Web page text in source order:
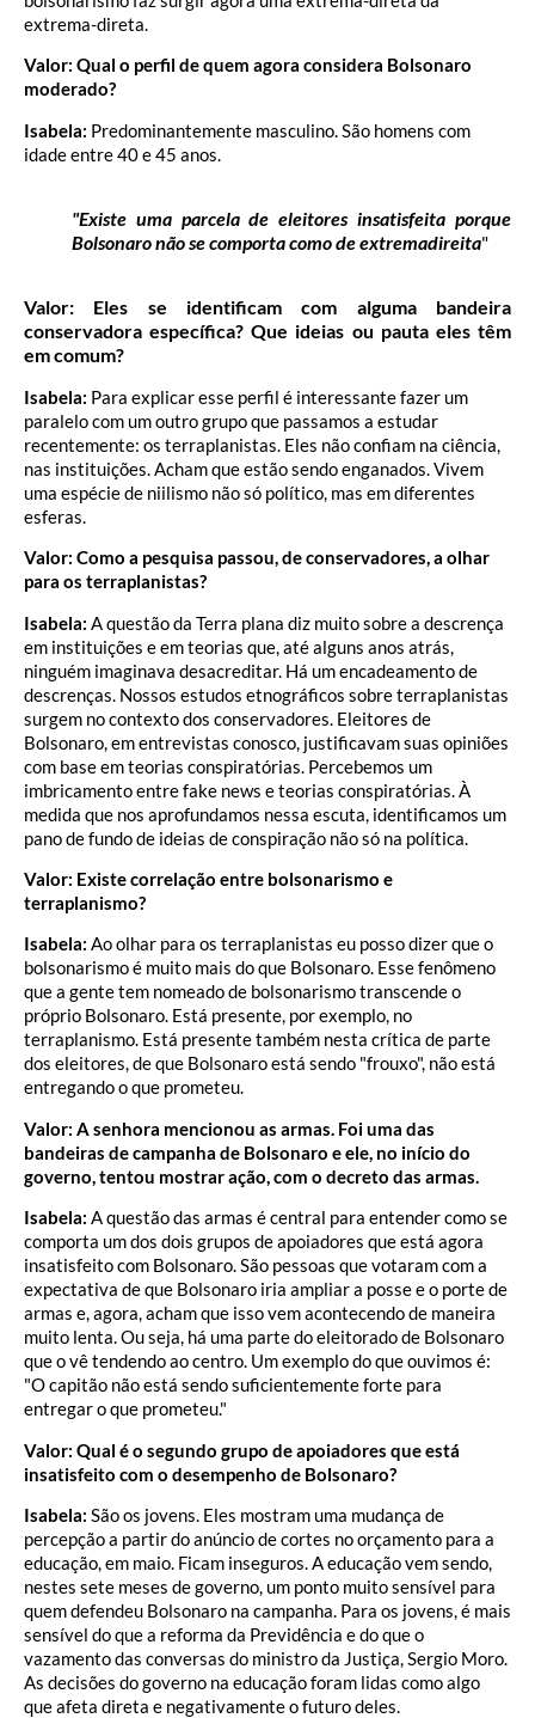
extrema-direta.
Valor: Qual o perfil de quem agora considera Bolsonaro
moderado?
Isabela: Predominantemente masculino. São homens com
idade entre 40 e 45 anos.
"Existe uma parcela de eleitores insatisfeita porque
Bolsonaro não se comporta como de extremadireita"
Valor: Eles se identificam com alguma bandeira
conservadora específica? Que ideias ou pauta eles têm
em comum?
Isabela: Para explicar esse perfil é interessante fazer um
paralelo com um outro grupo que passamos a estudar
recentemente: os terraplanistas. Eles não confiam na ciência,
nas instituições. Acham que estão sendo enganados. Vivem
uma espécie de niilismo não só político, mas em diferentes
esferas.
Valor: Como a pesquisa passou, de conservadores, a olhar
para os terraplanistas?
Isabela: A questão da Terra plana diz muito sobre a descrença
em instituições e em teorias que, até alguns anos atrás,
ninguém imaginava desacreditar. Há um encadeamento de
descrenças. Nossos estudos etnográficos sobre terraplanistas
surgem no contexto dos conservadores. Eleitores de
Bolsonaro, em entrevistas conosco, justificavam suas opiniões
com base em teorias conspiratórias. Percebemos um
imbricamento entre fake news e teorias conspiratórias. À
medida que nos aprofundamos nessa escuta, identificamos um
pano de fundo de ideias de conspiração não só na política.
Valor: Existe correlação entre bolsonarismo e
terraplanismo?
Isabela: Ao olhar para os terraplanistas eu posso dizer que o
bolsonarismo é muito mais do que Bolsonaro. Esse fenômeno
que a gente tem nomeado de bolsonarismo transcende o
próprio Bolsonaro. Está presente, por exemplo, no
terraplanismo. Está presente também nesta crítica de parte
dos eleitores, de que Bolsonaro está sendo "frouxo", não está
entregando o que prometeu.
Valor: A senhora mencionou as armas. Foi uma das
bandeiras de campanha de Bolsonaro e ele, no início do
governo, tentou mostrar ação, com o decreto das armas.
Isabela: A questão das armas é central para entender como se
comporta um dos dois grupos de apoiadores que está agora
insatisfeito com Bolsonaro. São pessoas que votaram com a
expectativa de que Bolsonaro iria ampliar a posse e o porte de
armas e, agora, acham que isso vem acontecendo de maneira
muito lenta. Ou seja, há uma parte do eleitorado de Bolsonaro
que o vê tendendo ao centro. Um exemplo do que ouvimos é:
"O capitão não está sendo suficientemente forte para
entregar o que prometeu."
Valor: Qual é o segundo grupo de apoiadores que está
insatisfeito com o desempenho de Bolsonaro?
Isabela: São os jovens. Eles mostram uma mudança de
percepção a partir do anúncio de cortes no orçamento para a
educação, em maio. Ficam inseguros. A educação vem sendo,
nestes sete meses de governo, um ponto muito sensível para
quem defendeu Bolsonaro na campanha. Para os jovens, é mais
sensível do que a reforma da Previdência e do que o
vazamento das conversas do ministro da Justiça, Sergio Moro.
As decisões do governo na educação foram lidas como algo
que afeta direta e negativamente o futuro deles.